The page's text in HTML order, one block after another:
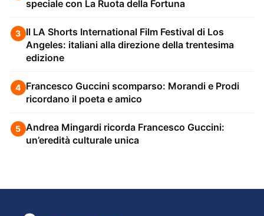
speciale con La Ruota della Fortuna
3 Il LA Shorts International Film Festival di Los
Angeles: italiani alla direzione della trentesima
edizione
4 Francesco Guccini scomparso: Morandi e Prodi
ricordano il poeta e amico
5 Andrea Mingardi ricorda Francesco Guccini:
un’eredità culturale unica